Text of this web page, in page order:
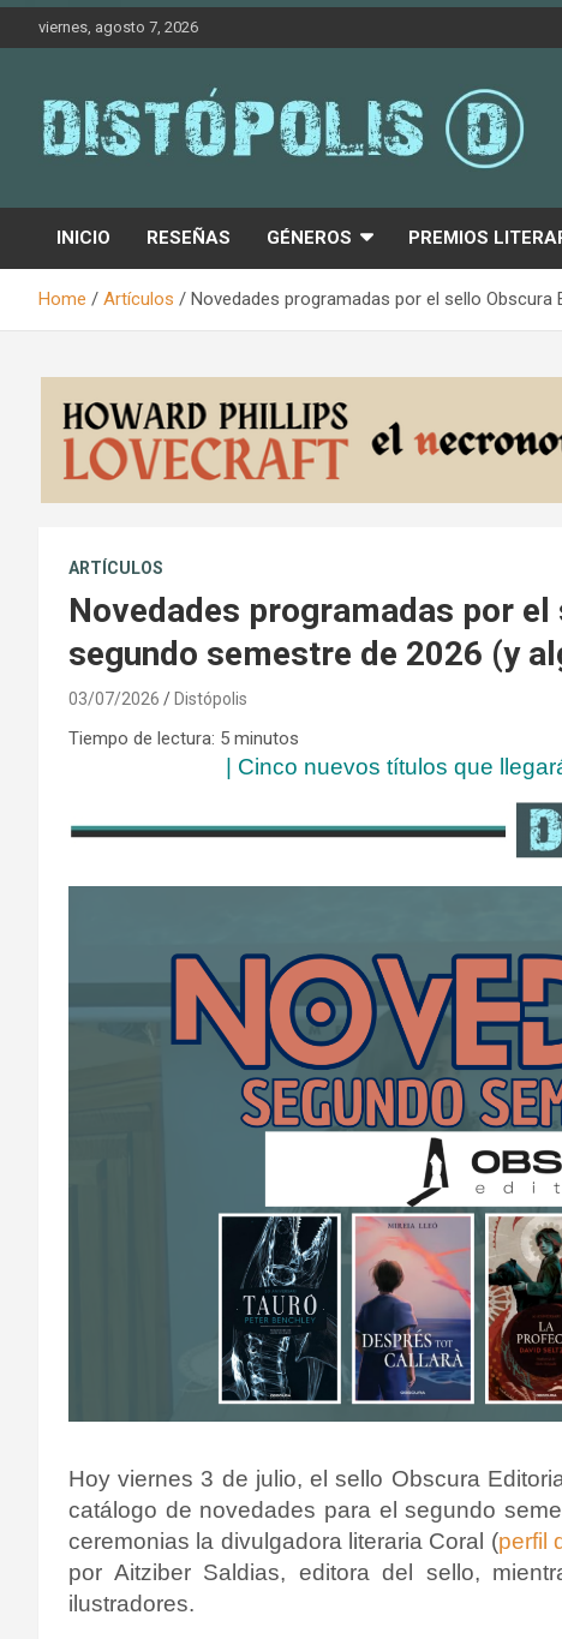
Skip
viernes, agosto 7, 2026
Distópolis
INICIO RESEÑAS GÉNEROS PREMIOS
Home Artículos Novedades programadas por el sello
ARTÍCULOS
Novedades programadas por
segundo semestre de 2026 (y
03/07/2026 Distópolis
Tiempo de lectura: 5 minutos
| Cinco nuevos títulos que
Hoy viernes 3 de julio, el sello Obscura
catálogo de novedades para el segundo
ceremonias la divulgadora literaria Coral (perfil
por Aitziber Saldias, editora del sello,
ilustradores.